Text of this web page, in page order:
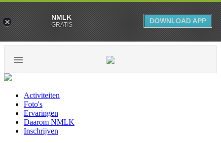
Activiteiten
Foto's
Ervaringen
Daarom NMLK
Inschrijven
NMLK
GRATIS DOWNLOAD APP